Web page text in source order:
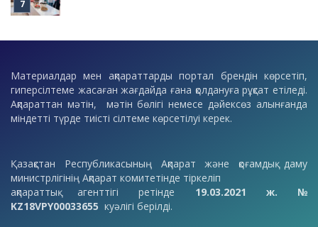
Материалдар мен ақпараттарды портал брендін көрсетіп,
гиперсілтеме жасаған жағдайда ғана қолдануға рұқсат етіледі.
Ақпараттан мәтін, мәтін бөлігі немесе дәйексөз алынғанда
міндетті түрде тиісті сілтеме көрсетілуі керек.
Қазақстан Республикасының Ақпарат және қоғамдық даму
министрлігінің Ақпарат комитетінде тіркеліп
ақпараттық агенттігі ретінде 19.03.2021 ж. №
KZ18VPY00033655 куәлігі берілді.